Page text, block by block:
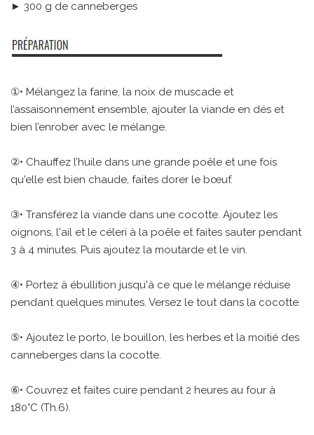
► 300 g de canneberges
①• Mélangez la farine, la noix de muscade et
l’assaisonnement ensemble, ajouter la viande en dés et
bien l’enrober avec le mélange.
②• Chauffez l’huile dans une grande poêle et une fois
qu'elle est bien chaude, faites dorer le bœuf.
③• Transférez la viande dans une cocotte. Ajoutez les
oignons, l'ail et le céleri à la poêle et faites sauter pendant
3 à 4 minutes. Puis ajoutez la moutarde et le vin.
④• Portez à ébullition jusqu'à ce que le mélange réduise
pendant quelques minutes. Versez le tout dans la cocotte.
⑤• Ajoutez le porto, le bouillon, les herbes et la moitié des
canneberges dans la cocotte.
⑥• Couvrez et faites cuire pendant 2 heures au four à
180°C (Th.6).